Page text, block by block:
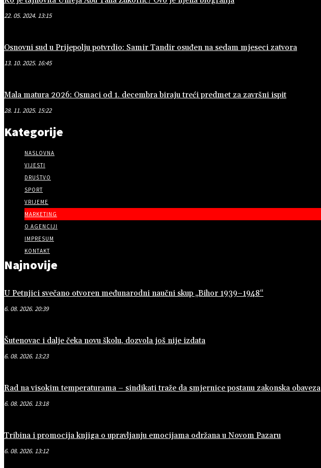
22. 05. 2024. 13:15
Osnovni sud u Prijepolju potvrdio: Samir Tandir osuđen na sedam mjeseci zatvora
13. 10. 2025. 16:45
Mala matura 2026: Osmaci od 1. decembra biraju treći predmet za završni ispit
28. 11. 2025. 15:22
Kategorije
NASLOVNA
VIJESTI
DRUŠTVO
SPORT
VRIJEME
MARKETING
O AGENCIJI
IMPRESUM
KONTAKT
Najnovije
U Petnjici svečano otvoren međunarodni naučni skup „Bihor 1939–1948“
6. 08. 2026. 20:39
Šutenovac i dalje čeka novu školu, dozvola još nije izdata
6. 08. 2026. 13:23
Rad na visokim temperaturama – sindikati traže da smjernice postanu zakonska obaveza
6. 08. 2026. 13:18
Tribina i promocija knjiga o upravljanju emocijama održana u Novom Pazaru
6. 08. 2026. 13:12